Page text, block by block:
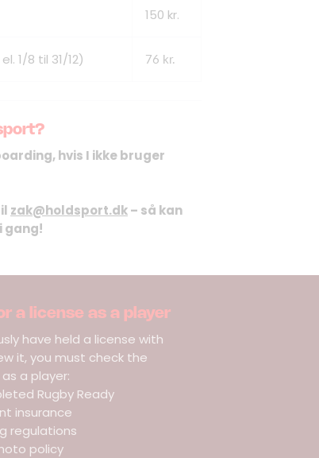
150 kr.
1/8 til 31/12) 76 kr.
hvis I ikke bruger
zak@holdsport.dk– så kan
gang!
a license as a player
have held a license with
it, you must check the
a player:
Rugby Ready
insurance
regulations
policy